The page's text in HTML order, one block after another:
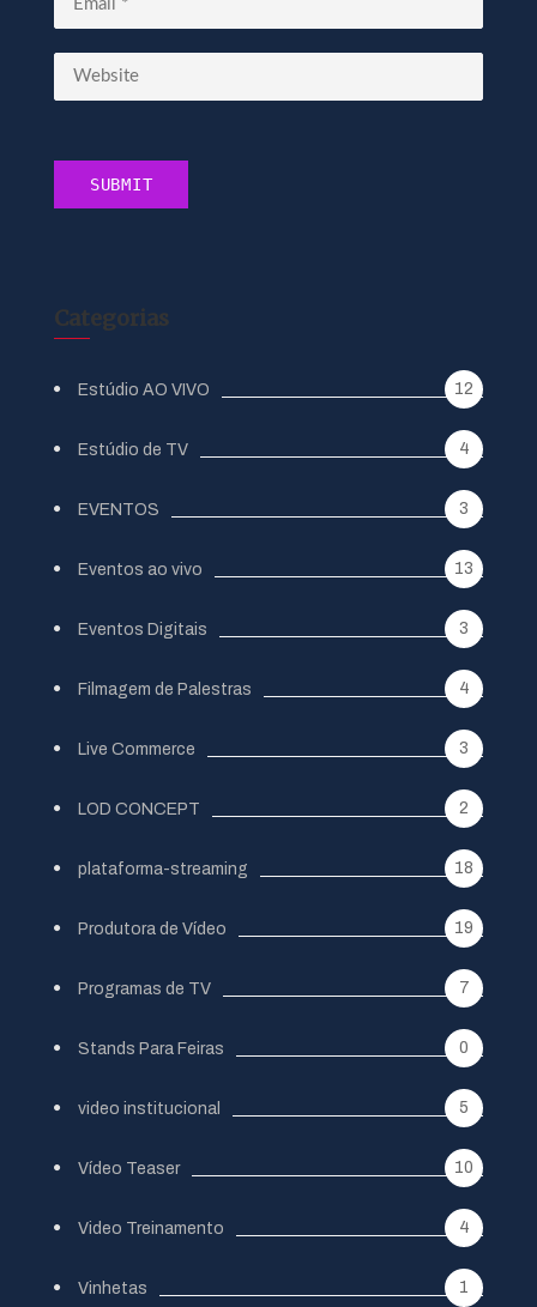
Categorias
Estúdio AO VIVO 12
Estúdio de TV 4
EVENTOS 3
Eventos ao vivo 13
Eventos Digitais 3
Filmagem de Palestras 4
Live Commerce 3
LOD CONCEPT 2
plataforma-streaming 18
Produtora de Vídeo 19
Programas de TV 7
Stands Para Feiras 0
video institucional 5
Vídeo Teaser 10
Video Treinamento 4
Vinhetas 1